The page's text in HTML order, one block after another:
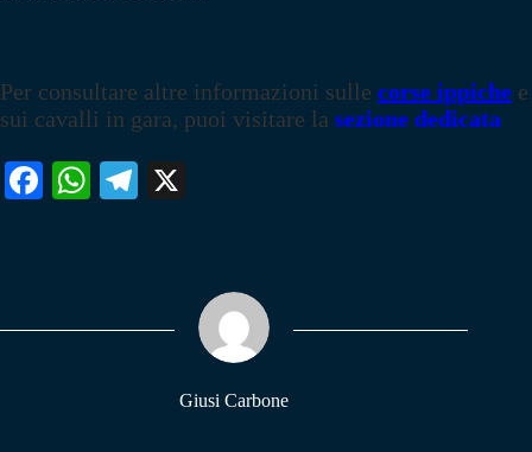
Per consultare altre informazioni sulle corse ippiche e
sui cavalli in gara, puoi visitare la sezione dedicata
Fa W
pp
Te
m
Giusi Carbone